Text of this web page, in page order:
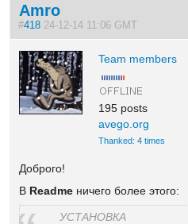
Amro
#418 24-12-14 11:06 GMT
Team members
195 posts
avego.org
Thanked: 4 times
Доброго!
В Readme ничего более этого:
УСТАНОВКА